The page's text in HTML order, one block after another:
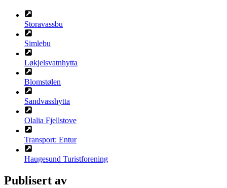
Storavassbu
Simlebu
Løkjelsvatnhytta
Blomstølen
Sandvasshytta
Olalia Fjellstove
Transport: Entur
Haugesund Turistforening
Publisert av